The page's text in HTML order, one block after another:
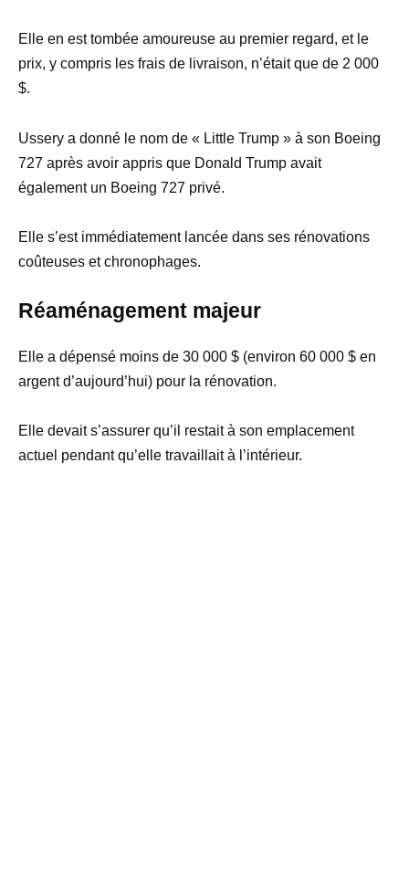
Elle en est tombée amoureuse au premier regard, et le
prix, y compris les frais de livraison, n’était que de 2 000
$.
Ussery a donné le nom de « Little Trump » à son Boeing
727 après avoir appris que Donald Trump avait
également un Boeing 727 privé.
Elle s’est immédiatement lancée dans ses rénovations
coûteuses et chronophages.
Réaménagement majeur
Elle a dépensé moins de 30 000 $ (environ 60 000 $ en
argent d’aujourd’hui) pour la rénovation.
Elle devait s’assurer qu’il restait à son emplacement
actuel pendant qu’elle travaillait à l’intérieur.